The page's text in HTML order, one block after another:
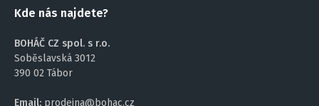
Kde nás najdete?
BOHÁČ CZ spol. s r.o.
Soběslavská 3012
390 02 Tábor
Email: prodejna@bohac.cz